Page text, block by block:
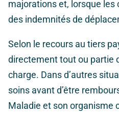
majorations et, lorsque
des indemnités de
Selon le recours au tiers
directement tout ou partie
charge. Dans d’autres
soins avant d’être
Maladie et son organisme